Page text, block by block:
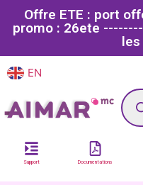
Offre ETE : port
promo : 26ete
les
EN
Site dédié aux
Support Documentations